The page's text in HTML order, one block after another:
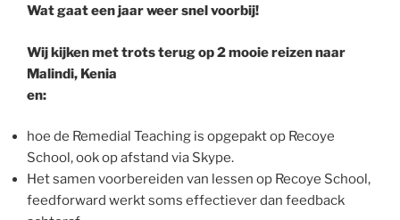
Wat gaat een jaar weer snel voorbij!
Wij kijken met trots terug op 2 mooie reizen naar
Malindi, Kenia
en:
hoe de Remedial Teaching is opgepakt op Recoye
School, ook op afstand via Skype.
Het samen voorbereiden van lessen op Recoye School,
feedforward werkt soms effectiever dan feedback